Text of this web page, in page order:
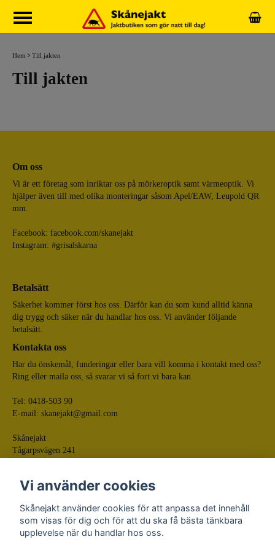
Hem Till jakten
Till jakten
Om oss
Vi är ett företag som inriktar oss på mörkeroptik samt värmeoptik. Vi
hjälper även till med olika monteringar såsom Apel/EAW, Leupold QR
mm.
Facebook: facebook.com/skanejakt
Instagram: #grisalskarna
Betalsätt
Säkerhet kommer först hos oss. Därför kan du som kund alltid känna
dig trygg och säker när du handlar hos oss. Vi använder följande
betalsätt.
Kontakta oss
Har du önskemål, funderingar eller bara vill komma i kontakt med oss?
Ring eller maila oss, så svarar vi så fort vi bara kan.
Tel: 0418-503 90
E-mail: skanejakt@gmail.com
Skånejakt
Tågarpsvägen 241
Vi använder cookies
Skånejakt använder cookies för att anpassa det innehåll
som visas för dig och för att du ska få bästa tänkbara
upplevelse när du handlar hos oss.